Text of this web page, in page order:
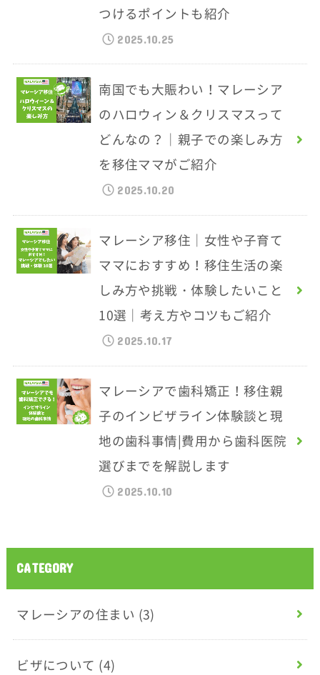
つけるポイントも紹介
2025.10.25
南国でも大賑わい！マレーシア
のハロウィン＆クリスマスって
どんなの？｜親子での楽しみ方
を移住ママがご紹介
2025.10.20
マレーシア移住｜女性や子育て
ママにおすすめ！移住生活の楽
しみ方や挑戦・体験したいこと
10選｜考え方やコツもご紹介
2025.10.17
マレーシアで歯科矯正！移住親
子のインビザライン体験談と現
地の歯科事情|費用から歯科医院
選びまでを解説します
2025.10.10
CATEGORY
マレーシアの住まい (3)
ビザについて (4)